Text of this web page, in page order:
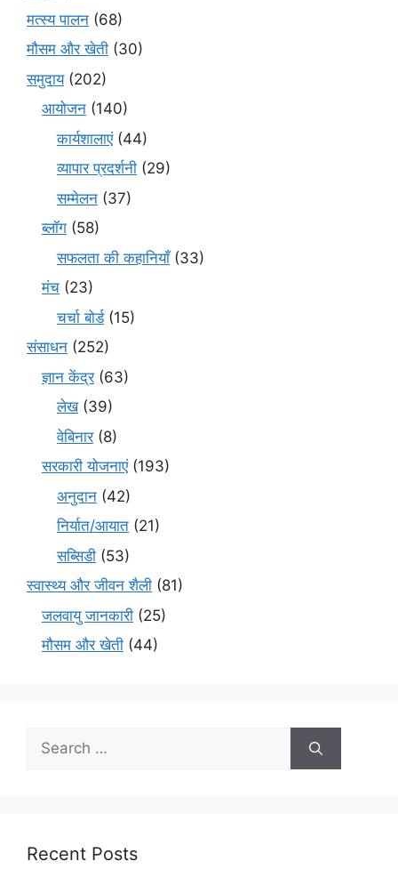
मत्स्य पालन (68)
मौसम और खेती (30)
समुदाय(202)
आयोजन (140)
कार्यशालाएं(44)
व्यापार प्रदर्शनी (29)
सम्मेलन (37)
ब्लॉग (58)
सफलता की कहानियाँ(33)
मंच (23)
चर्चा बोर्ड(15)
संसाधन (252)
ज्ञान केंद्र(63)
लेख(39)
वेबिनार(8)
सरकारी योजनाएं(193)
अनुदान (42)
निर्यात/आयात (21)
सब्सिडी (53)
स्वास्थ्य और जीवन शैली (81)
जलवायु जानकारी (25)
मौसम और खेती (44)
Recent Posts